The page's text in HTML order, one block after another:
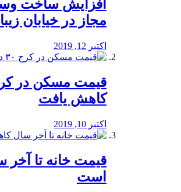
افزایش ساخت
مجاز در خیابان
اکتبر 12, 2019
کاهش یافت
اکتبر 10, 2019
قیمت خانه تا
است